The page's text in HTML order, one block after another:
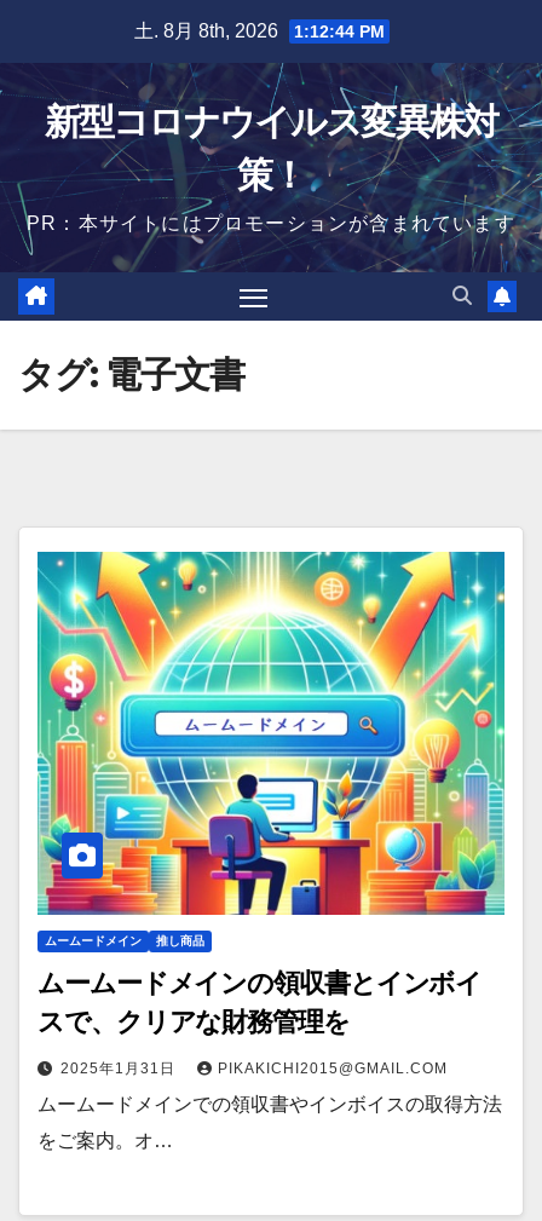
content
土. 8月 8th, 2026 1:12:45 PM
新型コロナウイルス変異株対
策！
PR：本サイトにはプロモーションが含まれています
タグ: 電子文書
ムームードメイン 推し商品
ムームードメインの領収書とインボイ
スで、クリアな財務管理を
2025年1月31日 PIKAKICHI2015@GMAIL.COM
ムームードメインでの領収書やインボイスの取得方法
をご案内。オ…